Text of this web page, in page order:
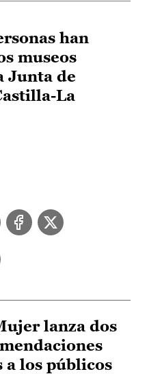
han
museos
Junta de
La
lanza dos
los públicos